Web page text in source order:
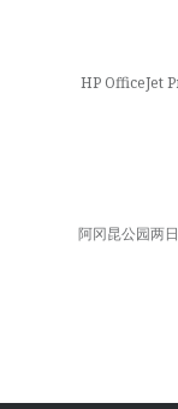
HP OfficeJet
阿冈昆公园两